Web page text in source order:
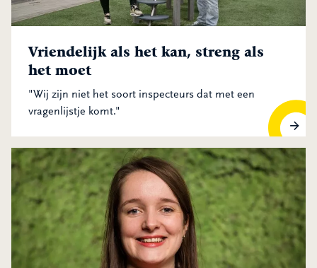
Vriendelijk als het kan, streng als
het moet
"Wij zijn niet het soort inspecteurs dat met een
vragenlijstje komt."